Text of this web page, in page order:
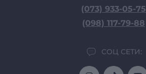
(073) 933-05-75
(098) 117-79-88
СОЦ СЕТИ: